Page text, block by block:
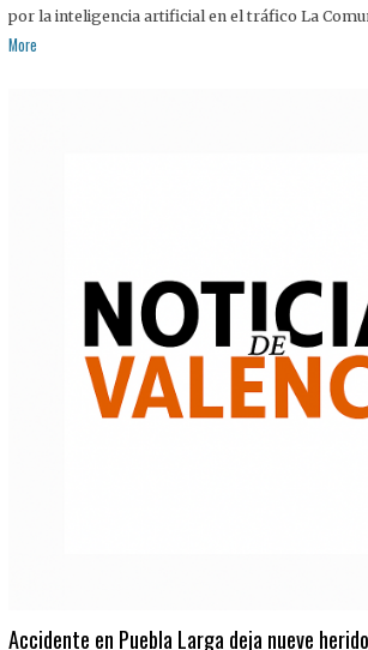
por la inteligencia artificial en el tráfico La
More
Accidente en Puebla Larga deja nueve